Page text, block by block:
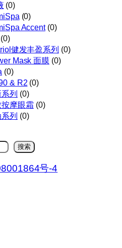
(0)
(0)
Accent(0)
(0)
健发丰盈系列 (0)
Mask 面膜 (0)
(0)
& R2 (0)
列 (0)
摩眼霜 (0)
列 (0)
搜索
号-4